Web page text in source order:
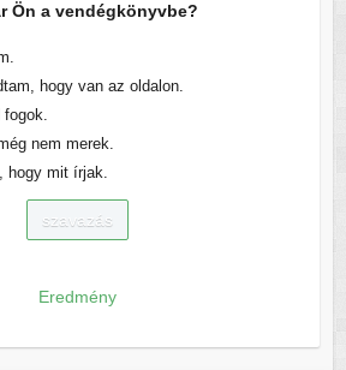
Ön a vendégkönyvbe?
hogy van az oldalon.
fogok.
nem merek.
hogy mit írjak.
Eredmény